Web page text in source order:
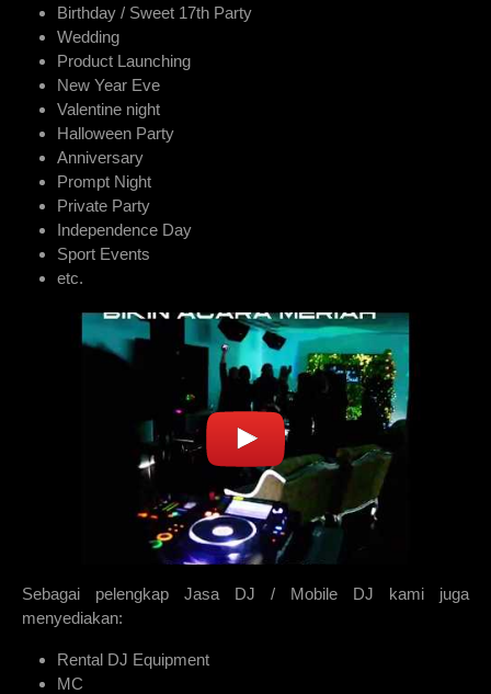
Birthday / Sweet 17th Party
Wedding
Product Launching
New Year Eve
Valentine night
Halloween Party
Anniversary
Prompt Night
Private Party
Independence Day
Sport Events
etc.
Sebagai pelengkap Jasa DJ / Mobile DJ kami juga
menyediakan:
Rental DJ Equipment
MC